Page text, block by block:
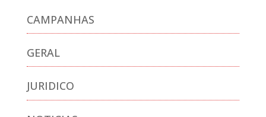
CAMPANHAS
GERAL
JURIDICO